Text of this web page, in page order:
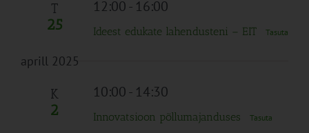
T
25
12:00- 16:00
Ideest edukate lahendusteni – EIT Tasuta
aprill 2025
K
2
10:00- 14:30
Innovatsioon põllumajanduses Tasuta